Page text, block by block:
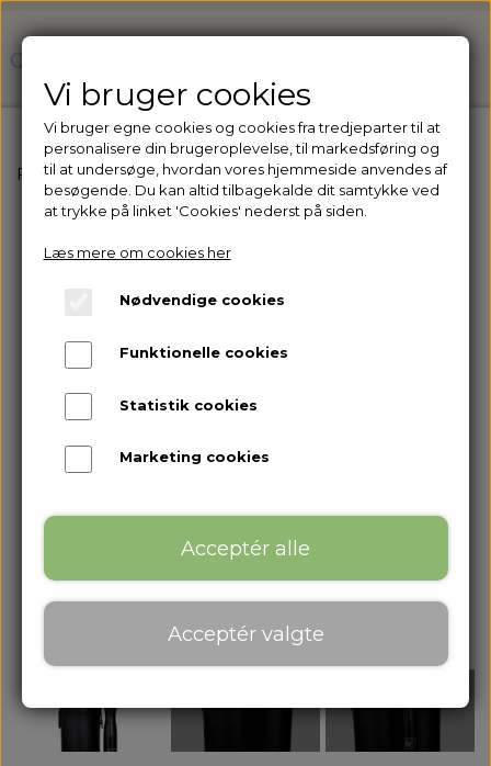
Forside Ejer du en klinik? Få adgang til vores
Vi bruger cookies
Vi bruger egne cookies og cookies fra tredjeparter til at
personalisere din brugeroplevelse, til markedsføring og
til at undersøge, hvordan vores hjemmeside anvendes af
besøgende. Du kan altid tilbagekalde dit samtykke ved
at trykke på linket 'Cookies' nederst på siden.
Læs mere om cookies her
Nødvendige cookies
Funktionelle cookies
Statistik cookies
Marketing cookies
Acceptér alle
Acceptér valgte